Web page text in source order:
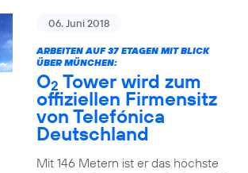
06. Juni 2018
ARBEITEN AUF 37 ETAGEN MIT BLICK
ÜBER MÜNCHEN:
O2 Tower wird zum
offiziellen Firmensitz
von Telefónica
Deutschland
Mit 146 Metern ist er das höchste